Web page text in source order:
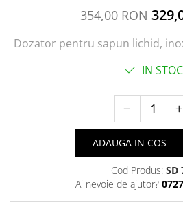
354,00 RON
Dozator pentru sapun lichid,
IN STOC
ADAUGA IN COS
Cod Produs: SD
Ai nevoie de ajutor?